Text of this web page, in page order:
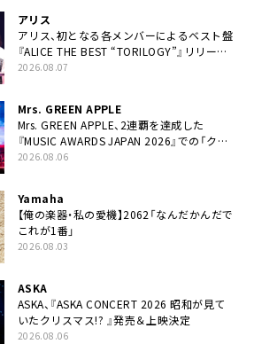
アリス
アリス、初となる各メンバーによるベスト盤
『ALICE THE BEST “TORILOGY”』リリース
決定
2026.08.07
Mrs. GREEN APPLE
Mrs. GREEN APPLE、2連覇を達成した
『MUSIC AWARDS JAPAN 2026』での「クス
シキ」ライブパフォーマンスをYouTube公開
2026.08.06
Yamaha
【俺の楽器・私の愛機】2062「なんだかんだで
これが1番」
2026.08.03
ASKA
ASKA、『ASKA CONCERT 2026 昭和が見て
いたクリスマス!? 』発売＆上映決定
2026.08.06